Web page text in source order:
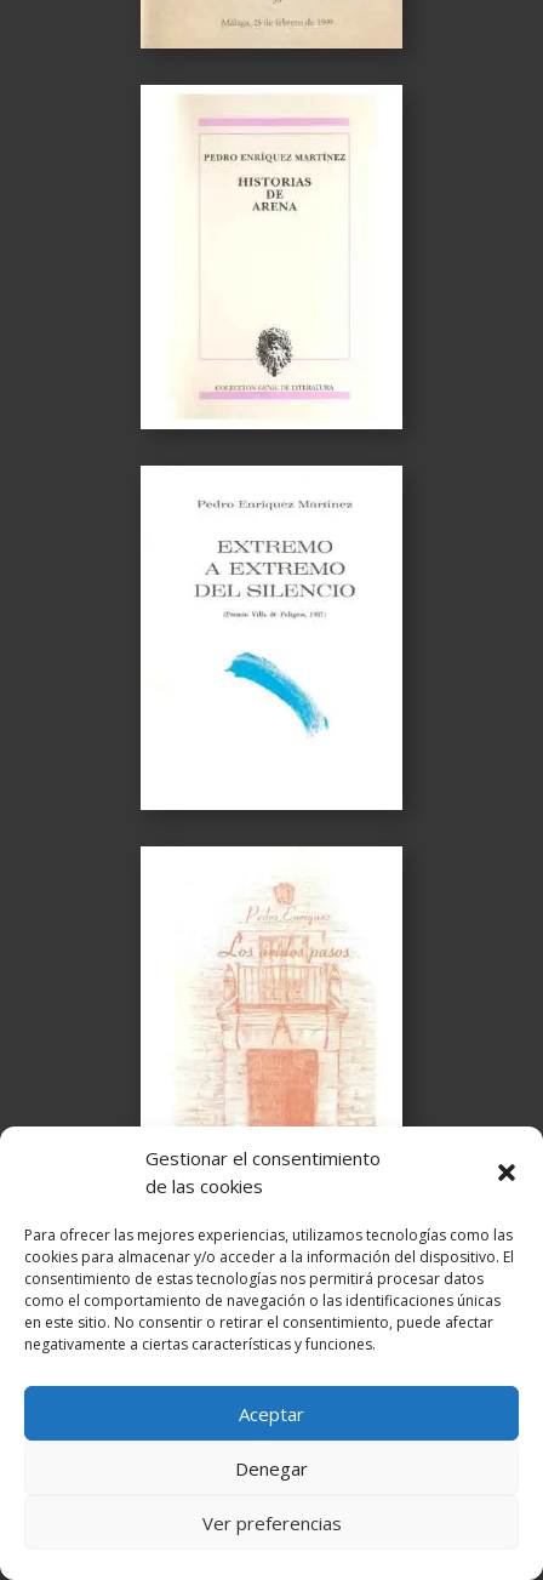
Gestionar el consentimiento
de las cookies
Para ofrecer las mejores experiencias, utilizamos tecnologías como las
cookies para almacenar y/o acceder a la información del dispositivo. El
consentimiento de estas tecnologías nos permitirá procesar datos
como el comportamiento de navegación o las identificaciones únicas
en este sitio. No consentir o retirar el consentimiento, puede afectar
negativamente a ciertas características y funciones.
Aceptar
Denegar
Ver preferencias
En relato breve ha sido incluido